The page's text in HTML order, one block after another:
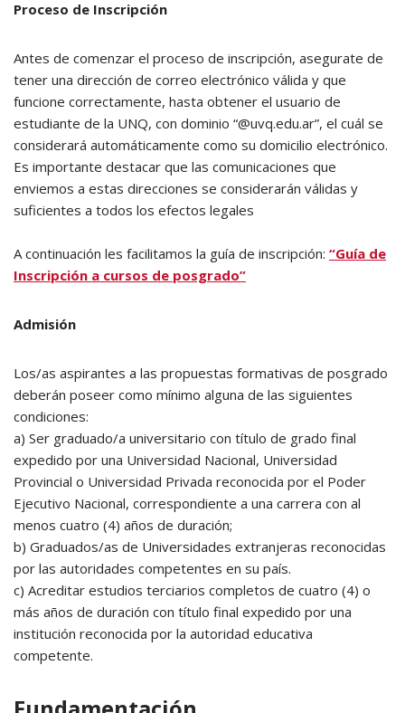
Proceso de Inscripción
Antes de comenzar el proceso de inscripción, asegurate de
tener una dirección de correo electrónico válida y que
funcione correctamente, hasta obtener el usuario de
estudiante de la UNQ, con dominio “@uvq.edu.ar”, el cuál se
considerará automáticamente como su domicilio electrónico.
Es importante destacar que las comunicaciones que
enviemos a estas direcciones se considerarán válidas y
suficientes a todos los efectos legales
A continuación les facilitamos la guía de inscripción: “Guía de
Inscripción a cursos de posgrado”
Admisión
Los/as aspirantes a las propuestas formativas de posgrado
deberán poseer como mínimo alguna de las siguientes
condiciones:
a) Ser graduado/a universitario con título de grado final
expedido por una Universidad Nacional, Universidad
Provincial o Universidad Privada reconocida por el Poder
Ejecutivo Nacional, correspondiente a una carrera con al
menos cuatro (4) años de duración;
b) Graduados/as de Universidades extranjeras reconocidas
por las autoridades competentes en su país.
c) Acreditar estudios terciarios completos de cuatro (4) o
más años de duración con título final expedido por una
institución reconocida por la autoridad educativa
competente.